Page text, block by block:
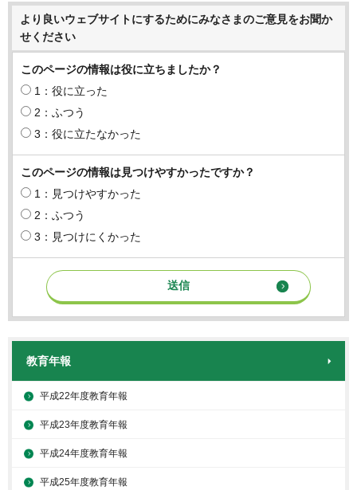
より良いウェブサイトにするためにみなさまのご意見をお聞か
せください
このページの情報は役に立ちましたか？
1：役に立った
2：ふつう
3：役に立たなかった
このページの情報は見つけやすかったですか？
1：見つけやすかった
2：ふつう
3：見つけにくかった
教育年報
平成22年度教育年報
平成23年度教育年報
平成24年度教育年報
平成25年度教育年報